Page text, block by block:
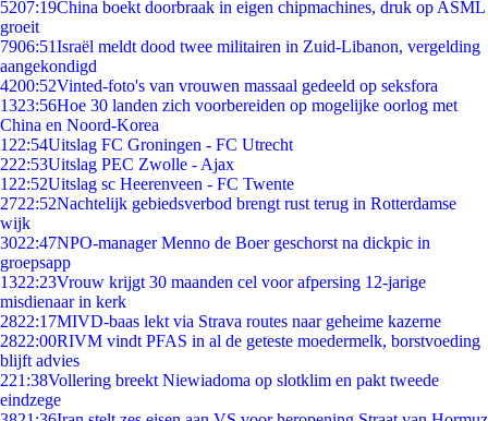
5207:19China boekt doorbraak in eigen chipmachines, druk op ASML
groeit
7906:51Israël meldt dood twee militairen in Zuid-Libanon, vergelding
aangekondigd
4200:52Vinted-foto's van vrouwen massaal gedeeld op seksfora
1323:56Hoe 30 landen zich voorbereiden op mogelijke oorlog met
China en Noord-Korea
1 22:54Uitslag FC Groningen - FC Utrecht
222:53Uitslag PEC Zwolle - Ajax
1 22:52Uitslag sc Heerenveen - FC Twente
2722:52Nachtelijk gebiedsverbod brengt rust terug in Rotterdamse
wijk
3022:47NPO-manager Menno de Boer geschorst na dickpic in
groepsapp
1322:23Vrouw krijgt 30 maanden cel voor afpersing 12-jarige
misdienaar in kerk
2822:17MIVD-baas lekt via Strava routes naar geheime kazerne
2822:00RIVM vindt PFAS in al de geteste moedermelk, borstvoeding
blijft advies
221:38Vollering breekt Niewiadoma op slotklim en pakt tweede
eindzege